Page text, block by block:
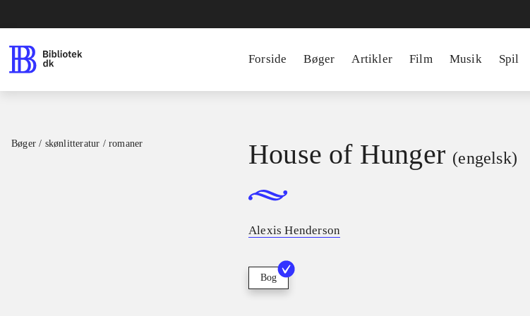
Forside Bøger Artikler Film Musik Spil
Bøger / skønlitteratur / romaner House of Hunger (engelsk)
Alexis Henderson
Bog